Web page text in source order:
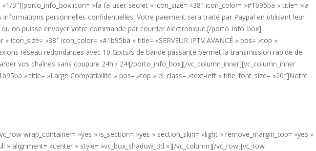
3″][porto_info_box icon= »fa fa-user-secret » icon_size= »38″ icon_color= »#1b95ba » title= »la
personnelles confidentielles. Votre paiement sera traité par Paypal en utilisant leur
on puisse envoyer votre commande par courrier électronique.[/porto_info_box]
»38″ icon_color= »#1b95ba » title= »SERVEUR IPTV AVANCÉ » pos= »top »
réseau redondantes avec 10 Gbits/s de bande passante permet la transmission rapide de
vos chaînes sans coupure 24h / 24![/porto_info_box][/vc_column_inner][vc_column_inner
» title= »Large Compatibilité » pos= »top » el_class= »text-left » title_font_size= »20″]Notre
wrap_container= »yes » is_section= »yes » section_skin= »light » remove_margin_top= »yes »
» alignment= »center » style= »vc_box_shadow_3d »][/vc_column][/vc_row][vc_row